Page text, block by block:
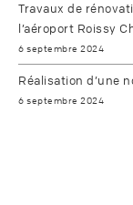
Travaux de
l’aéroport Roissy
6 septembre 2024
Réalisation d’une
6 septembre 2024